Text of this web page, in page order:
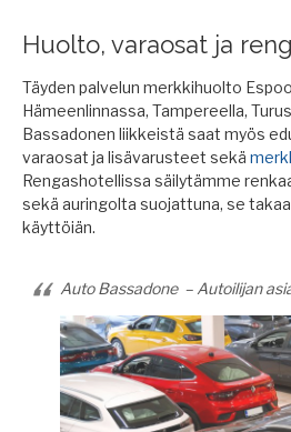
Huolto, varaosat ja
Täyden palvelun merkkihuolto
Hämeenlinnassa, Tampereella,
Bassadonen liikkeistä saat myös
varaosat ja lisävarusteet sekä
Rengashotellissa säilytämme
sekä auringolta suojattuna, se
käyttöiän.
Auto Bassadone – Autoilijan